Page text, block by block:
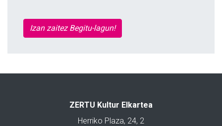
Izan zaitez Begitu-lagun!
ZERTU Kultur Elkartea
Herriko Plaza, 24, 2